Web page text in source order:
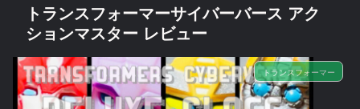
トランスフォーマーサイバーバース アク
ションマスター レビュー
トランスフォーマー